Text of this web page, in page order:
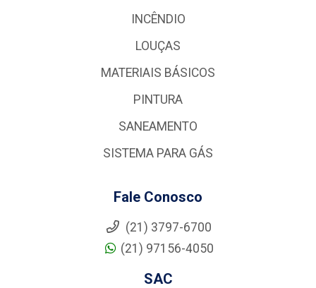
INCÊNDIO
LOUÇAS
MATERIAIS BÁSICOS
PINTURA
SANEAMENTO
SISTEMA PARA GÁS
Fale Conosco
(21) 3797-6700
(21) 97156-4050
SAC